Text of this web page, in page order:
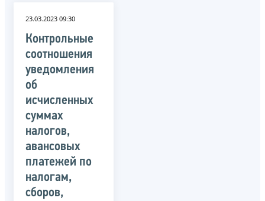
23.03.2023 09:30
Контрольные
соотношения
уведомления
об
исчисленных
суммах
налогов,
авансовых
платежей по
налогам,
сборов,